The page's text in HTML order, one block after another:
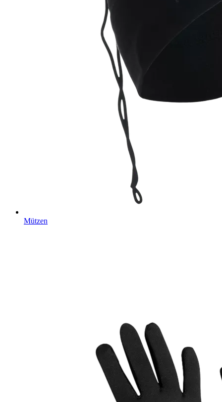
Mützen